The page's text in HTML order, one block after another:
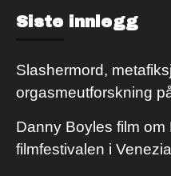
Siste innlegg
Slashermord,
orgasmeutforskning
Danny Boyles film
filmfestivalen i Venezia